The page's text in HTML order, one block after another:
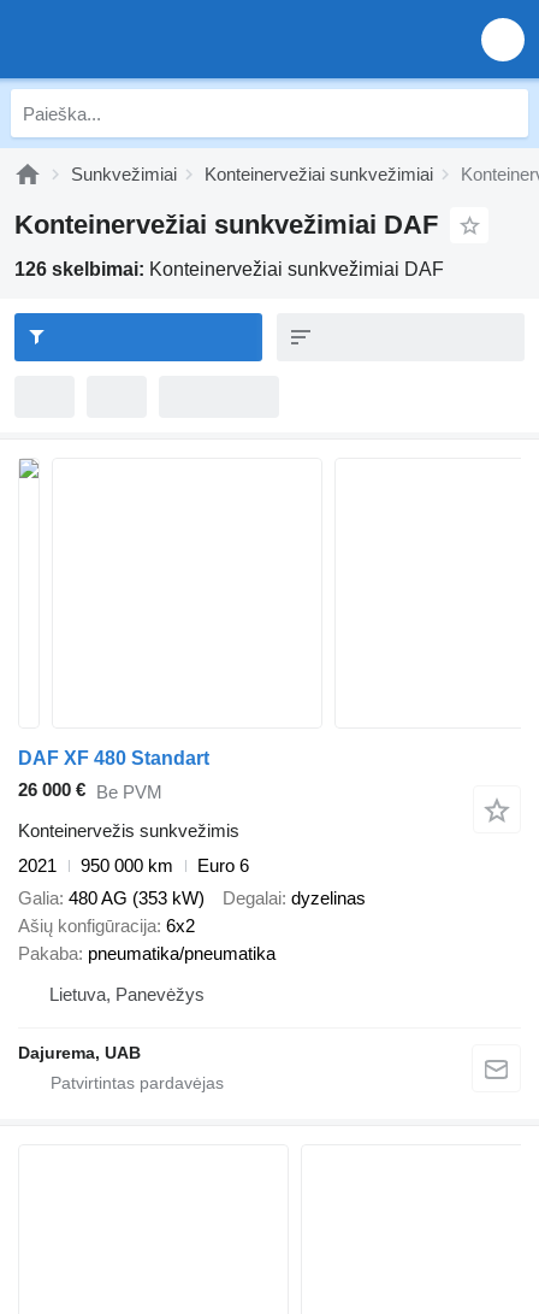
Sunkvežimiai Konteinervežiai sunkvežimiai
Konteinervežiai sunkvežimiai DAF
126 skelbimai: Konteinervežiai sunkvežimiai DAF
DAF XF 480 Standart
26 000 € Be PVM
Konteinervežis sunkvežimis
2021
950 000 km
Euro 6
Galia 480 AG (353 kW) Degalai dyzelinas
Ašių konfigūracija 6x2
Pakaba pneumatika/pneumatika
Lietuva, Panevėžys
Dajurema, UAB